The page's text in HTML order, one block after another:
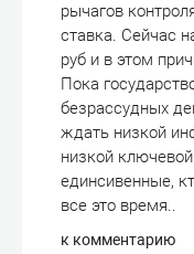
рычагов
ставка. Сейчас
руб и в этом
Пока
безрассудных
ждать низкой
низкой
единсивенные,
все это время..
к комментарию